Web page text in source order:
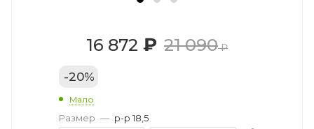
16 872 ₽ 21 090₽
-20%
Мало
Размер — р-р 18,5